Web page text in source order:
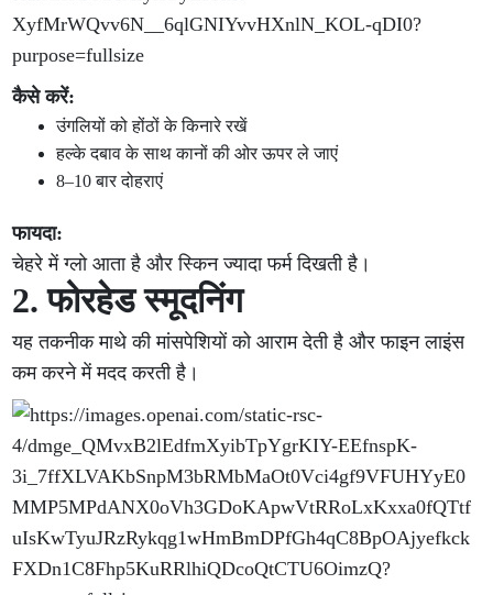
कैसे करें:
उंगलियों को होंठों के किनारे रखें
हल्के दबाव के साथ कानों की ओर ऊपर ले जाएं
8–10 बार दोहराएं
फायदा:
चेहरे में ग्लो आता है और स्किन ज्यादा फर्म दिखती है।
2. फोरहेड स्मूदनिंग
यह तकनीक माथे की मांसपेशियों को आराम देती है और फाइन लाइंस
कम करने में मदद करती है।